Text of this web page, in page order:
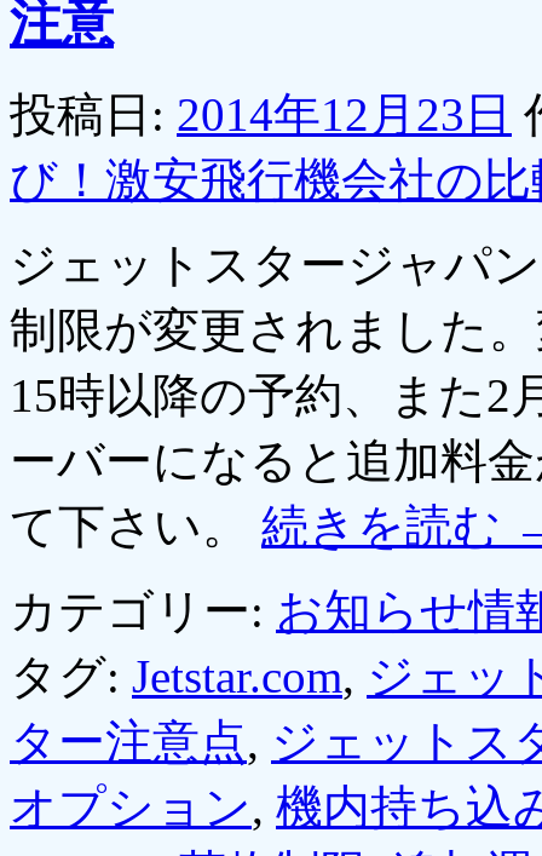
注意
投稿日: 2014年12月23日
び！激安飛行機会社の
ジェットスタージャパ
制限が変更されました
15時以降の予約、また2
ーバーになると追加料
て下さい。 続きを読む
カテゴリー: お知らせ情
タグ: Jetstar.com, ジェッ
ター注意点, ジェットス
オプション, 機内持ち込